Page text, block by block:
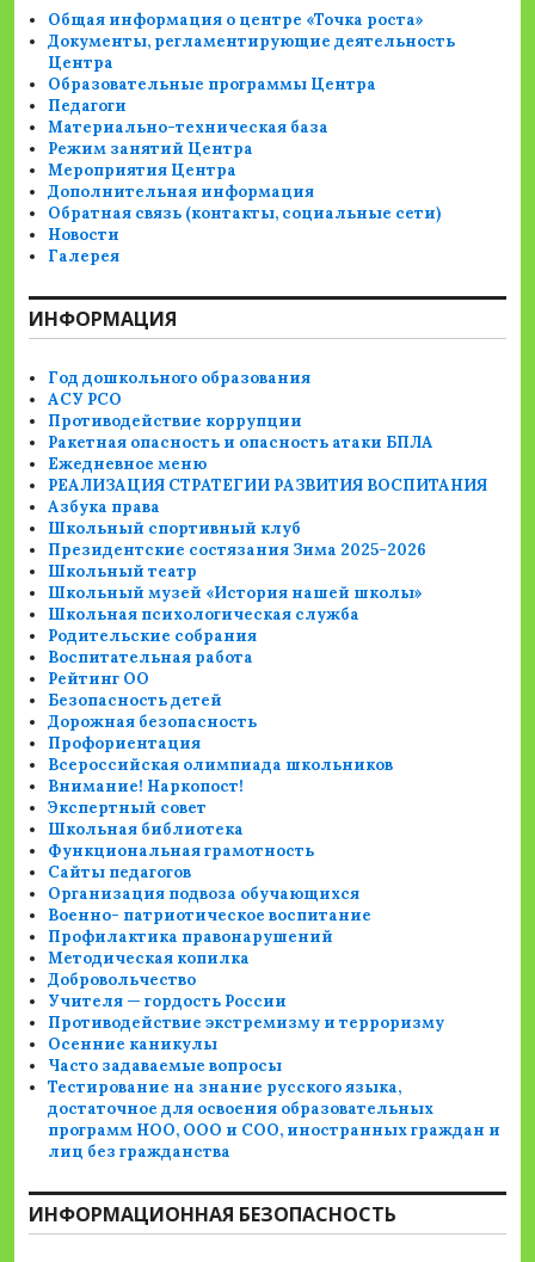
Общая информация о центре «Точка роста»
Документы, регламентирующие деятельность
Центра
Образовательные программы Центра
Педагоги
Материально-техническая база
Режим занятий Центра
Мероприятия Центра
Дополнительная информация
Обратная связь (контакты, социальные сети)
Новости
Галерея
ИНФОРМАЦИЯ
Год дошкольного образования
АСУ РСО
Противодействие коррупции
Ракетная опасность и опасность атаки БПЛА
Ежедневное меню
РЕАЛИЗАЦИЯ СТРАТЕГИИ РАЗВИТИЯ ВОСПИТАНИЯ
Азбука права
Школьный спортивный клуб
Президентские состязания Зима 2025-2026
Школьный театр
Школьный музей «История нашей школы»
Школьная психологическая служба
Родительские собрания
Воспитательная работа
Рейтинг ОО
Безопасность детей
Дорожная безопасность
Профориентация
Всероссийская олимпиада школьников
Внимание! Наркопост!
Экспертный совет
Школьная библиотека
Функциональная грамотность
Сайты педагогов
Организация подвоза обучающихся
Военно- патриотическое воспитание
Профилактика правонарушений
Методическая копилка
Добровольчество
Учителя — гордость России
Противодействие экстремизму и терроризму
Осенние каникулы
Часто задаваемые вопросы
Тестирование на знание русского языка,
достаточное для освоения образовательных
программ НОО, ООО и СОО, иностранных граждан и
лиц без гражданства
ИНФОРМАЦИОННАЯ БЕЗОПАСНОСТЬ